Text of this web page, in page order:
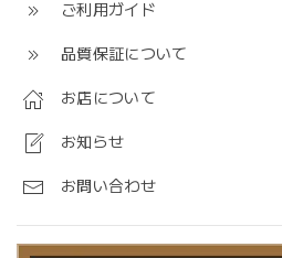
ご利用ガイド
品質保証について
お店について
お知らせ
お問い合わせ